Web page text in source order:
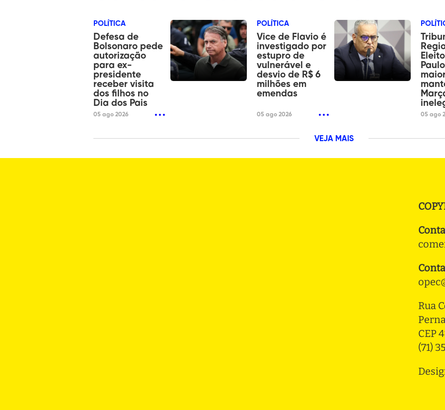
POLÍTICA
Defesa de
Bolsonaro pede
autorização
para ex-
presidente
receber visita
dos filhos no
Dia dos Pais
05 ago 2026
POLÍTICA
Vice de Flavio é
investigado por
estupro de
vulnerável e
desvio de R$ 6
milhões em
emendas
05 ago 2026 05 ago
VEJA MAIS
Rua
CEP
(71)